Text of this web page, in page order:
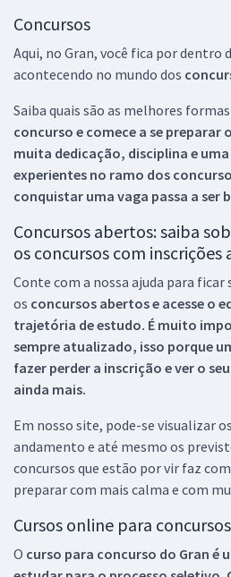
Concursos
Aqui, no Gran, você fica por dentro
acontecendo no mundo dos
Saiba quais são as melhores formas
concurso e comece a se preparar
muita dedicação, disciplina e
experientes no ramo dos
conquistar uma vaga passa a ser
Concursos abertos: saiba
os concursos com inscrições
Conte com a nossa ajuda para ficar
os concursos abertos e acesse o
trajetória de estudo. É muito
sempre atualizado, isso porque
fazer perder a inscrição e ver o
ainda mais.
Em nosso site, pode-se visualizar
andamento e até mesmo os
concursos que estão por vir faz
preparar com mais calma e com
Cursos online para concursos
O curso para concurso do Gran é